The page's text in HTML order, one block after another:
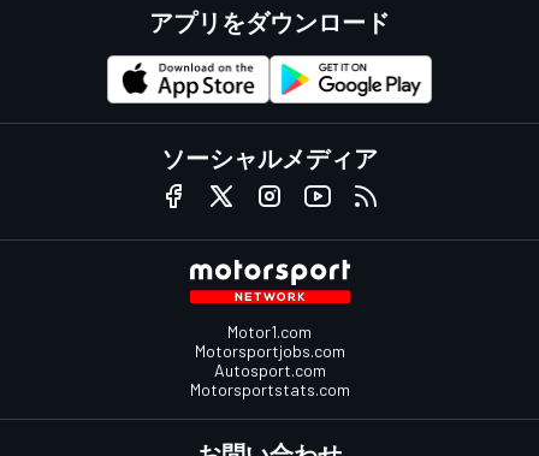
アプリをダウンロード
ソーシャルメディア
Motor1.com
Motorsportjobs.com
Autosport.com
Motorsportstats.com